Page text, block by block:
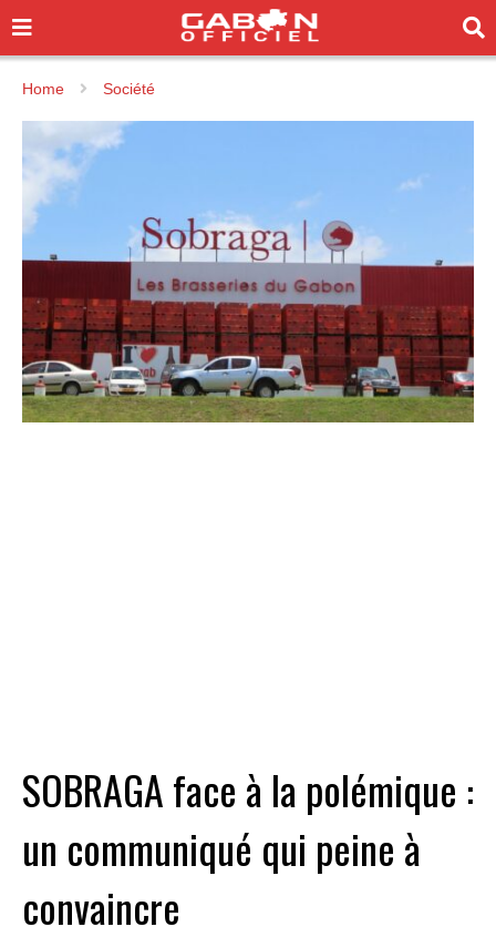
Home Société
SOBRAGA face à la polémique :
un communiqué qui peine à
convaincre